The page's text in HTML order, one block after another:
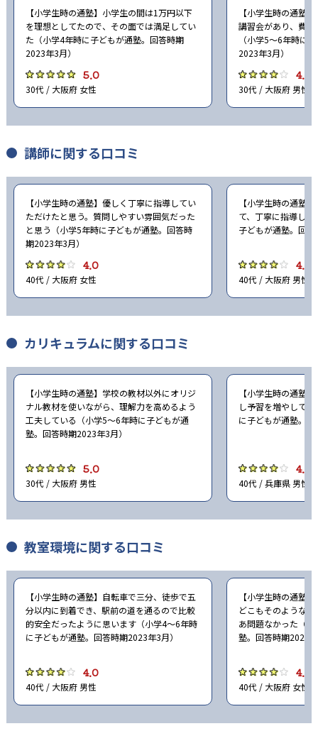
【小学生時の通塾】小学生の間は1万円以下
を理想としてたので、その面では満足してい
た（小学4年時に子どもが通塾。回答時期
2023年3月）
5.0
30代 / 大阪府 女性
【小学生時の通塾
講習会があり、費
（小学5〜6年時に
2023年3月）
4.0
30代 / 大阪府 男性
講師に関する口コミ
【小学生時の通塾】優しく丁寧に指導してい
ただけたと思う。質問しやすい雰囲気だった
と思う（小学5年時に子どもが通塾。回答時
期2023年3月）
4.0
40代 / 大阪府 女性
【小学生時の通塾
て、丁寧に指導し
子どもが通塾。回
4.0
40代 / 大阪府 男性
カリキュラムに関する口コミ
【小学生時の通塾】学校の教材以外にオリジ
ナル教材を使いながら、理解力を高めるよう
工夫している（小学5〜6年時に子どもが通
塾。回答時期2023年3月）
5.0
30代 / 大阪府 男性
【小学生時の通塾
し予習を増やして
に子どもが通塾。
4.0
40代 / 兵庫県 男性
教室環境に関する口コミ
【小学生時の通塾】自転車で三分、徒歩で五
分以内に到着でき、駅前の道を通るので比較
的安全だったように思います（小学4〜6年時
に子どもが通塾。回答時期2023年3月）
4.0
40代 / 大阪府 男性
【小学生時の通塾
どこもそのような
あ問題なかった（
塾。回答時期2023
4.0
40代 / 大阪府 女性